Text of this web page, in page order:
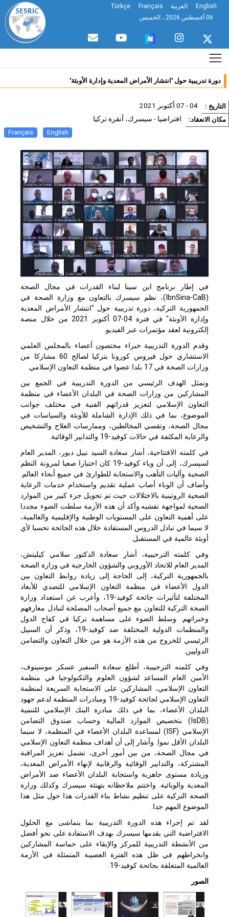
English العربية Français
Türkçe
دورة تدريبية حول 'انتشار الأمراض المعدية وإدارة الأوبئة'
: 04 - 07 أكتوبر 2021
الانعقاد: افتراضيا - سيسرك، أنقرة تركيا
English
Français
في إطار برنامج ابن سينا لبناء القدرات في مجال الصحة
(IbnSina-CaB)، نظم سيسرك بالتعاون مع وزارة الصحة في
الجمهورية التركية، دورة تدريبية حول "انتشار الأمراض المعدية
وإدارة الأوبئة" في فترة 04-07 أكتوبر 2021 من خلال منصة
إلكترونية لعقد مؤتمرات عبر الفيديو.
وقدم الدورة التدريبية خبراء مختصون أعضاء بالمجلس العلمي
الاستشاري حول فيروس كورونا بتركيا لصالح 60 مشاركا من
وزارات الصحة في 17 بلدا عضوا في منظمة التعاون الإسلامي.
وتمثل الهدف الرئيسي من الدورة التدريبية في الجمع بين
المشاركين من وزارات الصحة في البلدان الأعضاء في منظمة
التعاون الإسلامي لتعزيز قدراتهم الفنية في مختلف جوانب
الموضوع، بما في ذلك الإدارة الشاملة للأوبئة والسياسات في
مجال الصحة، وتقصي المخالطين، وممارسات العلاج والتشخيص
والرعاية المكثفة في حالات كوفيد-19 والتدابير الوقائية.
في كلمته الافتتاحية، أشار سعادة السيد نبيل دبور، المدير العام
لسيسرك، إلى أن وباء كوفيد-19 كان اختبارا صعبا لمرونة النظم
الصحية وآليات التأهب والاستجابة للطوارئ في جميع أنحاء العالم.
وأضاف أن الوباء أصاب عملية تقديم واستخدام خدمات الرعاية
الصحية الروتينية بالاختلالات حيث تم تحويل جزء كبير من الموارد
الصحية لمواجهة تفشيه.وأكد أن هذه الأزمة سلطت الضوء مجددا
على أهمية التعاون على المستويات الوطنية والإقليمية والعالمية،
لا سيما في تبادل الدروس المستفادة خلال هذه الجائحة تحسبا لأي
أوبئة عالمية في المستقبل.
وفي كلمته الترحيبية، أشار سعادة الدكتور سلامي كيليتش،
المدير العام للاتحاد الأوروبي والشؤون الخارجية في وزارة الصحة
بالجمهورية التركية، إلى الحاجة إلى زيادة روابط التعاون بين
الدول الأعضاء في منظمة التعاون الإسلامي للتصدي للأبعاد
المختلفة لتأثيرات جائحة كوفيد-19، وأعرب عن استعداد وزارة
الصحة التركية للتعاون مع جميع أصحاب المصلحة لتبادل معارفهم
وخبراتهم. وسلط الضوء على مساهمة تركيا في كفاح الدول
والمنظمات الدولية المختلفة ضد كوفيد-19، وذكر أن السبيل
الرئيسي للخروج من هذه الأزمة هو من خلال التعاون والتضامن
الدوليين.
وفي كلمته الترحيبية، أطلع سعادة السفير عسكر موسينوف،
الأمين العام المساعد لشؤون العلوم والتكنولوجيا في منظمة
التعاون الإسلامي، المشاركين على الاستجابة السريعة لمنظمة
التعاون الإسلامي لجائحة كوفيد-19 ومبادرات المنظمة لدعم جهود
البلدان الأعضاء، بما في ذلك مبادرة البنك الإسلامي للتنمية
(IsDB) بتخصيص الموارد المالية وحساب صندوق التضامن
الإسلامي (ISF) لمساعدة البلدان الأعضاء في المنظمة، لا سيما
البلدان الأقل نموا. وأشار إلى أن أهداف منظمة التعاون الإسلامي
في مجال الصحة، من بين أمور أخرى، تشمل تعزيز المراقبة
المشتركة، والتدابير الوقائية والرقابية لإنهاء الأمراض المعدية،
وزيادة مستوى جاهزية واستجابة البلدان الأعضاء ضد الأمراض
المعدية والوبائية. واختتم ملاحظاته بتهنئة سيسرك وكذلك وزارة
الصحة التركية على تنظيم نشاط بناء القدرات هذا حول مثل هذا
الموضوع المهم جدا.
لقد تم إجراء هذه الدورة التدريبية بما يتماشى مع الحلول
الافتراضية التي يقدمها سيسرك بهدف الاستفادة على نحو أفضل
من الأنشطة التدريبية للمركز والإبقاء على حماسة المشاركين
وانخراطهم في ظل هذه الفترة العصيبة المتمثلة في الأزمة
العالمية المتعلقة بجائحة كوفيد-19.
الصور